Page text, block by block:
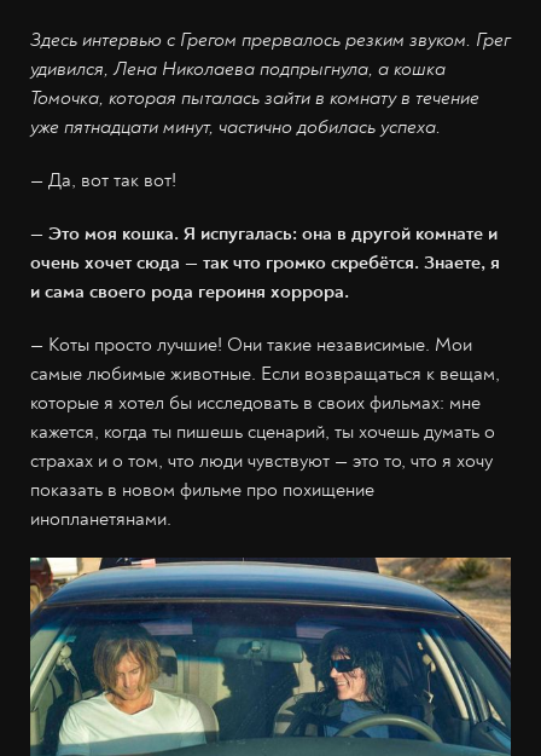
Здесь интервью с Грегом прервалось резким звуком. Грег
удивился, Лена Николаева подпрыгнула, а кошка
Томочка, которая пыталась зайти в комнату в течение
уже пятнадцати минут, частично добилась успеха.
— Да, вот так вот!
— Это моя кошка. Я испугалась: она в другой комнате и
очень хочет сюда — так что громко скребётся. Знаете, я
и сама своего рода героиня хоррора.
— Коты просто лучшие! Они такие независимые. Мои
самые любимые животные. Если возвращаться к вещам,
которые я хотел бы исследовать в своих фильмах: мне
кажется, когда ты пишешь сценарий, ты хочешь думать о
страхах и о том, что люди чувствуют — это то, что я хочу
показать в новом фильме про похищение
инопланетянами.